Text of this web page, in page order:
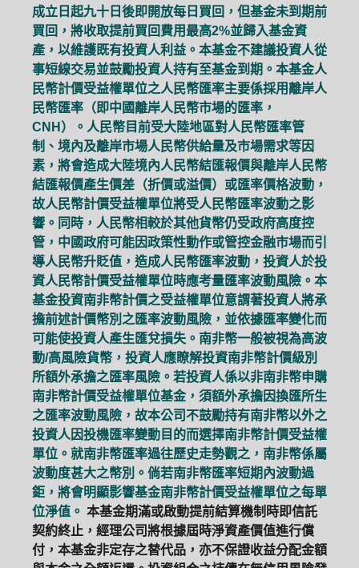
成立日起九十日後即開放每日買回，但基金未到期前
買回，將收取提前買回費用最高2%並歸入基金資
產，以維護既有投資人利益。本基金不建議投資人從
事短線交易並鼓勵投資人持有至基金到期。本基金人
民幣計價受益權單位之人民幣匯率主要係採用離岸人
民幣匯率（即中國離岸人民幣市場的匯率，
CNH）。人民幣目前受大陸地區對人民幣匯率管
制、境內及離岸市場人民幣供給量及市場需求等因
素，將會造成大陸境內人民幣結匯報價與離岸人民幣
結匯報價產生價差（折價或溢價）或匯率價格波動，
故人民幣計價受益權單位將受人民幣匯率波動之影
響。同時，人民幣相較於其他貨幣仍受政府高度控
管，中國政府可能因政策性動作或管控金融市場而引
導人民幣升貶值，造成人民幣匯率波動，投資人於投
資人民幣計價受益權單位時應考量匯率波動風險。本
基金投資南非幣計價之受益權單位意謂著投資人將承
擔前述計價幣別之匯率波動風險，並依據匯率變化而
可能使投資人產生匯兌損失。南非幣一般被視為高波
動/高風險貨幣，投資人應瞭解投資南非幣計價級別
所額外承擔之匯率風險。若投資人係以非南非幣申購
南非幣計價受益權單位基金，須額外承擔因換匯所生
之匯率波動風險，故本公司不鼓勵持有南非幣以外之
投資人因投機匯率變動目的而選擇南非幣計價受益權
單位。就南非幣匯率過往歷史走勢觀之，南非幣係屬
波動度甚大之幣別。倘若南非幣匯率短期內波動過
鉅，將會明顯影響基金南非幣計價受益權單位之每單
位淨值。 本基金期滿或啟動提前結算機制時即信託
契約終止，經理公司將根據屆時淨資產價值進行償
付，本基金非定存之替代品，亦不保證收益分配金額